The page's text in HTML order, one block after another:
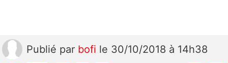
Publié par bofi le 30/10/2018 à 14h38